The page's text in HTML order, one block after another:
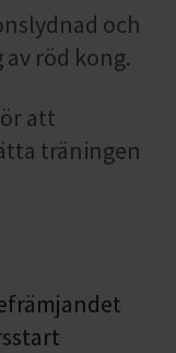
och
röd kong.
att
träningen